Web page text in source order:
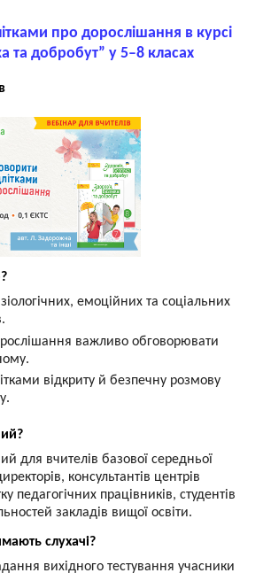
про дорослішання в курсі
та добробут” у 5–8 класах
емоційних та соціальних
важливо обговорювати
відкриту й безпечну розмову
для вчителів базової середньої
консультантів центрів
педагогічних працівників, студентів
закладів вищої освіти.
слухачі?
вихідного тестування учасники